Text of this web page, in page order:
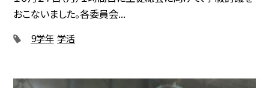
おこないました。各委員会...
9学年 学活